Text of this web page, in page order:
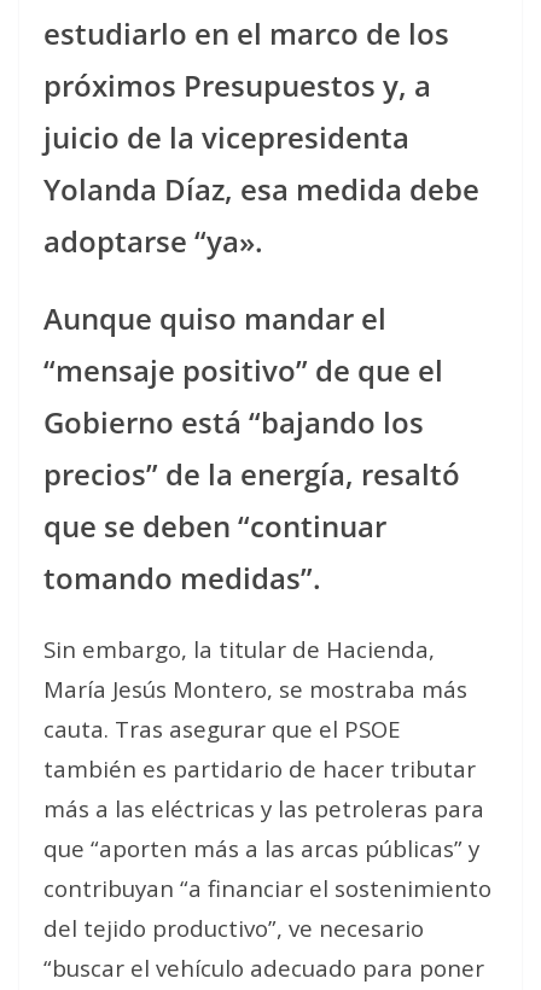
estudiarlo en el marco de los
próximos Presupuestos y, a
juicio de la vicepresidenta
Yolanda Díaz, esa medida debe
adoptarse “ya».
Aunque quiso mandar el
“mensaje positivo” de que el
Gobierno está “bajando los
precios” de la energía, resaltó
que se deben “continuar
tomando medidas”.
Sin embargo, la titular de Hacienda,
María Jesús Montero, se mostraba más
cauta. Tras asegurar que el PSOE
también es partidario de hacer tributar
más a las eléctricas y las petroleras para
que “aporten más a las arcas públicas” y
contribuyan “a financiar el sostenimiento
del tejido productivo”, ve necesario
“buscar el vehículo adecuado para poner